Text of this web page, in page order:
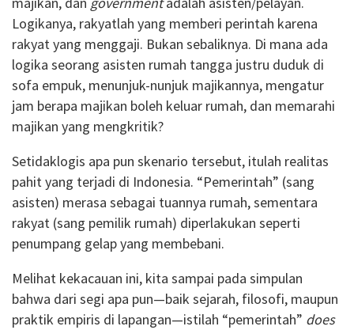
Logikanya, rakyatlah yang memberi perintah karena
rakyat yang menggaji. Bukan sebaliknya. Di mana ada
logika seorang asisten rumah tangga justru duduk di
sofa empuk, menunjuk-nunjuk majikannya, mengatur
jam berapa majikan boleh keluar rumah, dan memarahi
majikan yang mengkritik?
Setidaklogis apa pun skenario tersebut, itulah realitas
pahit yang terjadi di Indonesia. “Pemerintah” (sang
asisten) merasa sebagai tuannya rumah, sementara
rakyat (sang pemilik rumah) diperlakukan seperti
penumpang gelap yang membebani.
Melihat kekacauan ini, kita sampai pada simpulan
bahwa dari segi apa pun—baik sejarah, filosofi, maupun
praktik empiris di lapangan—istilah “pemerintah” does